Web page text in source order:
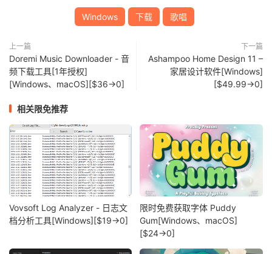
Windows 下载 歌唱
上一篇
Doremi Music Downloader - 音
频下载工具[1年授权]
[Windows、macOS][$36→0]
下一篇
Ashampoo Home Design 11 –
家居设计软件[Windows]
[$49.99→0]
相关限免推荐
Vovsoft Log Analyzer - 日志文
档分析工具[Windows][$19→0]
限时免费获取字体 Puddy
Gum[Windows、macOS]
[$24→0]